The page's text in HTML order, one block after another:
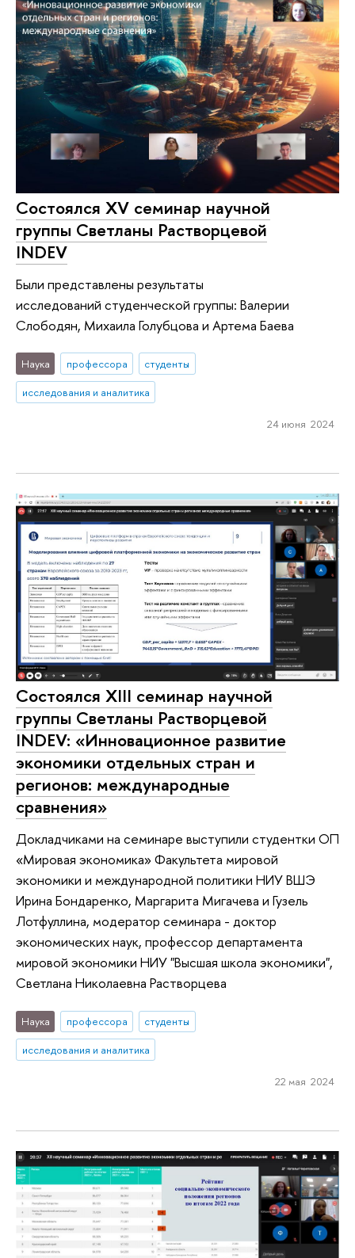
Состоялся XV семинар научной
группы Светланы Растворцевой
INDEV
Были представлены результаты
исследований студенческой группы: Валерии
Слободян, Михаила Голубцова и Артема Баева
Наука профессора
студенты
исследования и аналитика
24 июня 2024
Состоялся XIII семинар научной
группы Светланы Растворцевой
INDEV: «Инновационное развитие
экономики отдельных стран и
регионов: международные
сравнения»
Докладчиками на семинаре выступили студентки ОП
«Мировая экономика» Факультета мировой
экономики и международной политики НИУ ВШЭ
Ирина Бондаренко, Маргарита Мигачева и Гузель
Лотфуллина, модератор семинара - доктор
экономических наук, профессор департамента
мировой экономики НИУ "Высшая школа экономики",
Светлана Николаевна Растворцева
Наука профессора
студенты
исследования и аналитика
22 мая 2024